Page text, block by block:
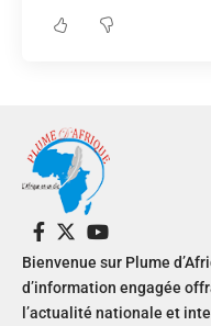
Bienvenue sur Plume
d’information engagée
l’actualité nationale et